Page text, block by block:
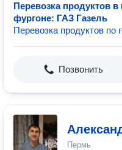
Перевозка продуктов
фургоне: ГАЗ Газель
Перевозка продуктов по
Позвонить
Пермь